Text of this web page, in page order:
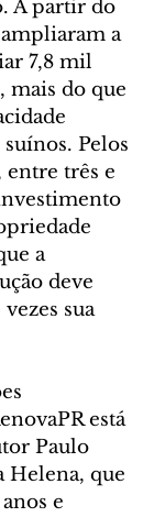
A partir do
a
7,8 mil
mais do que
Pelos
três e
a
deve
sua
está
Paulo
Helena, que
e